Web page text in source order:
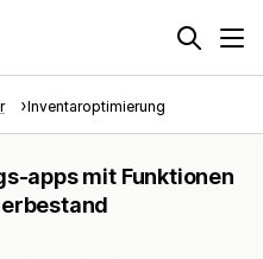
Inventaroptimierung
apps mit Funktionen